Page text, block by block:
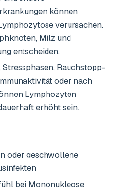
können
verursachen.
Milz und
entscheiden.
Rauchstopp-
oder nach
Lymphozyten
erhöht sein.
oder geschwollene
bei Mononukleose